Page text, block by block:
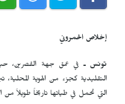
إخلاص الحمروني
تونس ـ في عمق جهة القصرين،
التقليدية كجزء من الهوية المحلية،
التي تحمل في طياتها تاريخاً طويلاً من